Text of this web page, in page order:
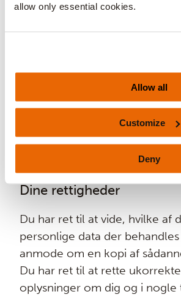
allow only essential cookies.
Allow all
Customize
Deny
personlig data i forbindelse
Dine personlige oplysninger,
serviceanmodninger,
længere har brug for det til at
anmodning.
Dine rettigheder
Du har ret til at vide, hvilke af
personlige data der
anmode om en kopi af
Du har ret til at rette
oplysninger om dig og i